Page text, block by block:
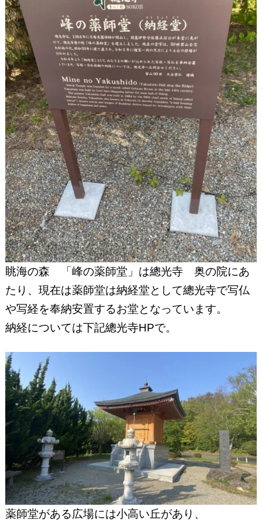
眺海の森 「峰の薬師堂」は總光寺 奥の院にあ
たり、現在は薬師堂は納経堂として總光寺で写仏
や写経を奉納安置するお堂となっています。
納経については下記總光寺HPで。
薬師堂がある広場には小高い丘があり、